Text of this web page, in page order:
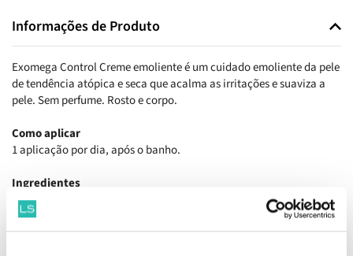
Informações de Produto
Exomega Control Creme emoliente é um cuidado emoliente da pele
de tendência atópica e seca que acalma as irritações e suaviza a
pele. Sem perfume. Rosto e corpo.
Como aplicar
1 aplicação por dia, após o banho.
Ingredientes
Water Caprylic/capric Triglyceride Glycerin Cetearyl Alcohol
Niacinamide 10-hydroxydecenoic Acid Avena Sativa (oat)
Leaf/stem Extract Benzoic Acid Caprylyl Glycol Cetearyl Glucoside